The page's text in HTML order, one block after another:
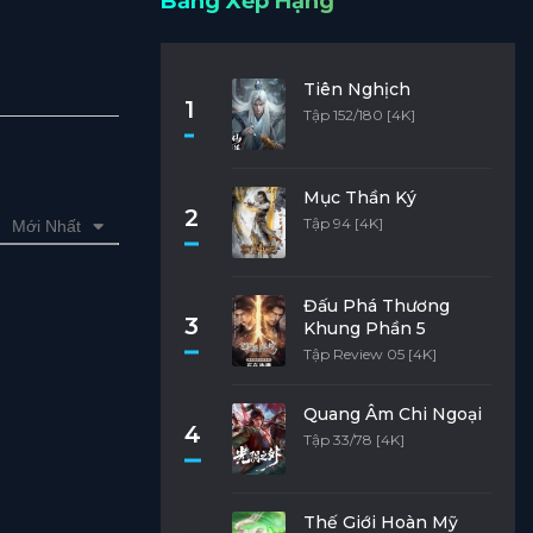
Mới Nhất
1
Tiên Nghịch
Tập 152/180 [4K]
2
Mục Thần Ký
Tập 94 [4K]
3
Đấu Phá Thương
Khung Phần 5
Tập Review 05 [4K]
4
Quang Âm Chi Ngoại
Tập 33/78 [4K]
Thế Giới Hoàn Mỹ